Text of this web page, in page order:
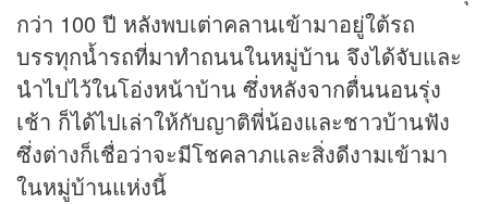
กว่า 100 ปี หลังพบเต่าคลานเข้ามาอยู่ใต้รถ
บรรทุกน้ำรถที่มาทำถนนในหมู่บ้าน จึงได้จับและ
นำไปไว้ในโอ่งหน้าบ้าน ซึ่งหลังจากตื่นนอนรุ่ง
เช้า ก็ได้ไปเล่าให้กับญาติพี่น้องและชาวบ้านฟัง
ซึ่งต่างก็เชื่อว่าจะมีโชคลาภและสิ่งดีงามเข้ามา
ในหมู่บ้านแห่งนี้